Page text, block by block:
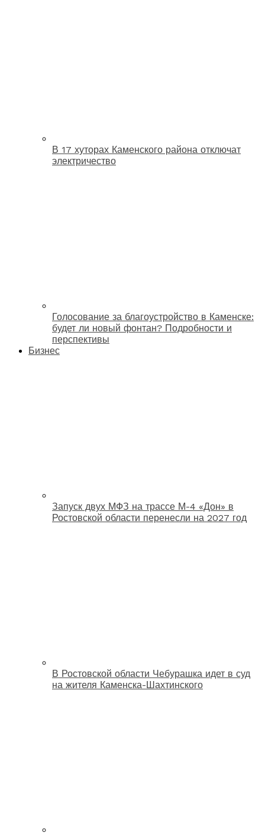
В 17 хуторах Каменского района отключат
электричество
Голосование за благоустройство в Каменске:
будет ли новый фонтан? Подробности и
перспективы
Бизнес
Запуск двух МФЗ на трассе М-4 «Дон» в
Ростовской области перенесли на 2027 год
В Ростовской области Чебурашка идет в суд
на жителя Каменска-Шахтинского